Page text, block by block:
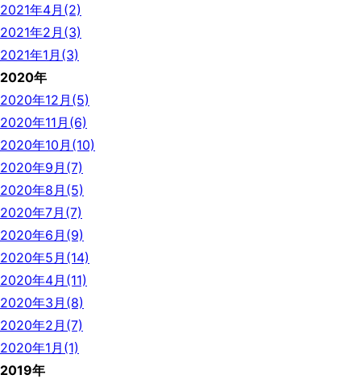
2021年4月(2)
2021年2月(3)
2021年1月(3)
2020年
2020年12月(5)
2020年11月(6)
2020年10月(10)
2020年9月(7)
2020年8月(5)
2020年7月(7)
2020年6月(9)
2020年5月(14)
2020年4月(11)
2020年3月(8)
2020年2月(7)
2020年1月(1)
2019年